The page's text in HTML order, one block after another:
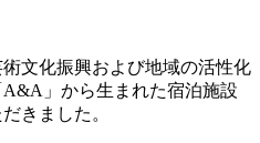
文化振興および地域の活性化
」から生まれた宿泊施設
きました。